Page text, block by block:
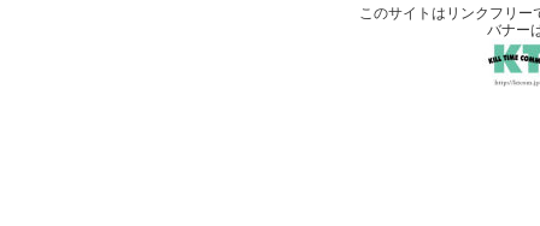
このサイトはリンクフリー
バナー